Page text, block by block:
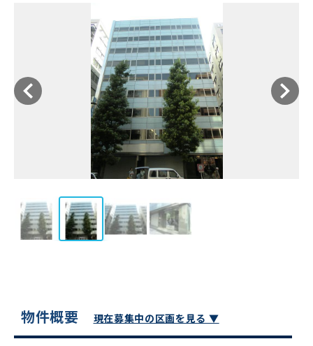
物件概要 現在募集中の区画を見る ▼